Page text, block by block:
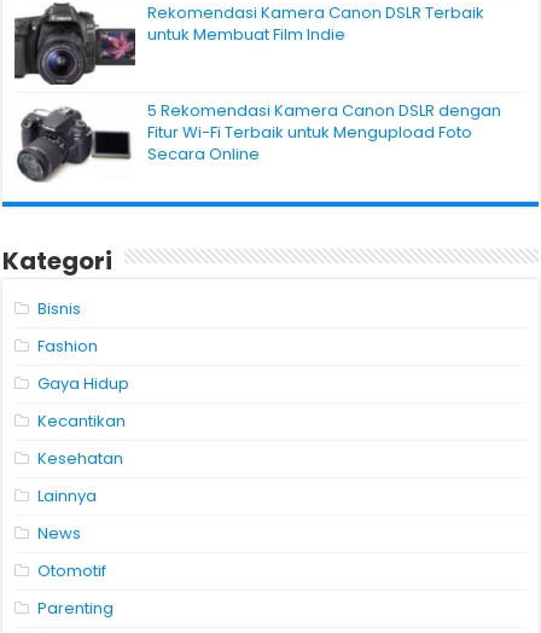
Rekomendasi Kamera Canon DSLR Terbaik
untuk Membuat Film Indie
5 Rekomendasi Kamera Canon DSLR dengan
Fitur Wi-Fi Terbaik untuk Mengupload Foto
Secara Online
Kategori
Bisnis
Fashion
Gaya Hidup
Kecantikan
Kesehatan
Lainnya
News
Otomotif
Parenting